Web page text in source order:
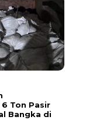
Ton Pasir
Bangka di